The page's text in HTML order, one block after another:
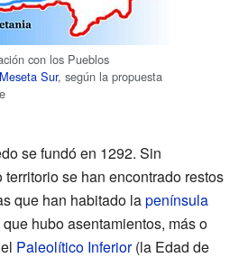
con los Pueblos
Meseta Sur, según la propuesta
se fundó en 1292. Sin
se han encontrado restos
que han habitado lapenínsula
hubo asentamientos, más o
Paleolítico Inferior(la Edad de